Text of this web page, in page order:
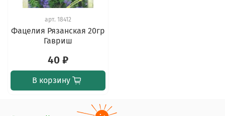
арт. 18412
Фацелия Рязанская 20гр
Гавриш
40 ₽
В корзину